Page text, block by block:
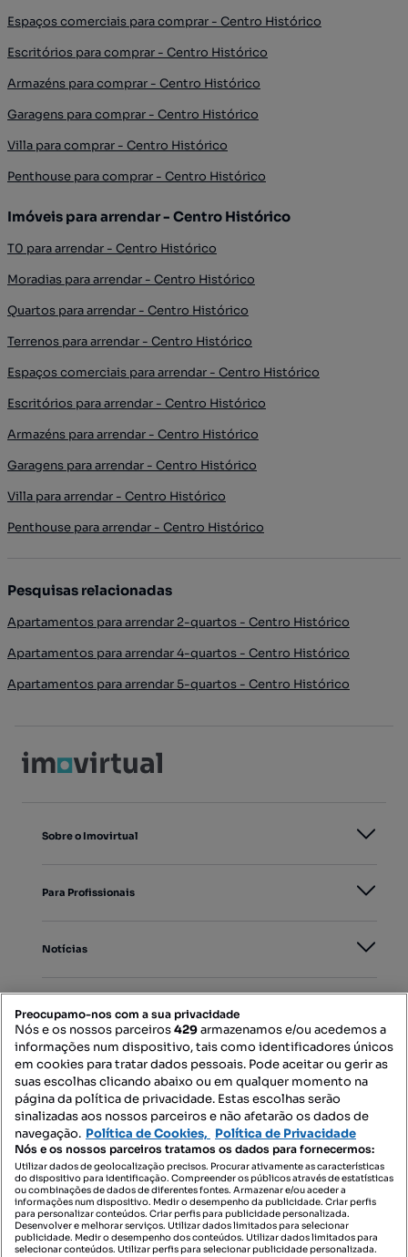
Espaços comerciais para comprar - Centro Histórico
Escritórios para comprar - Centro Histórico
Armazéns para comprar - Centro Histórico
Garagens para comprar - Centro Histórico
Villa para comprar - Centro Histórico
Penthouse para comprar - Centro Histórico
Imóveis para arrendar - Centro Histórico
T0 para arrendar - Centro Histórico
Moradias para arrendar - Centro Histórico
Quartos para arrendar - Centro Histórico
Terrenos para arrendar - Centro Histórico
Espaços comerciais para arrendar - Centro Histórico
Escritórios para arrendar - Centro Histórico
Armazéns para arrendar - Centro Histórico
Garagens para arrendar - Centro Histórico
Villa para arrendar - Centro Histórico
Penthouse para arrendar - Centro Histórico
Pesquisas relacionadas
Apartamentos para arrendar 2-quartos - Centro Histórico
Apartamentos para arrendar 4-quartos - Centro Histórico
Apartamentos para arrendar 5-quartos - Centro Histórico
Sobre o Imovirtual
Para Profissionais
Notícias
Mapa do Site
Contacte-nos
SIGA-NOS:
DESCARREGAR NA:
Preocupamo-nos com a sua privacidade
Nós e os nossos parceiros429armazenamos e/ou acedemos a
informações num dispositivo, tais como identificadores únicos
em cookies para tratar dados pessoais. Pode aceitar ou gerir as
suas escolhas clicando abaixo ou em qualquer momento na
página da política de privacidade. Estas escolhas serão
sinalizadas aos nossos parceiros e não afetarão os dados de
navegação. Política de Cookies, Política de Privacidade
Nós e os nossos parceiros tratamos os dados para fornecermos:
Utilizar dados de geolocalização precisos. Procurar ativamente as características
do dispositivo para identificação. Compreender os públicos através de estatísticas
ou combinações de dados de diferentes fontes. Armazenar e/ou aceder a
informações num dispositivo. Medir o desempenho da publicidade. Criar perfis
para personalizar conteúdos. Criar perfis para publicidade personalizada.
Desenvolver e melhorar serviços. Utilizar dados limitados para selecionar
publicidade. Medir o desempenho dos conteúdos. Utilizar dados limitados para
selecionar conteúdos. Utilizar perfis para selecionar publicidade personalizada.